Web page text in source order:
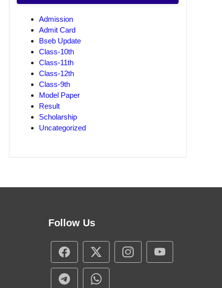
Admission
Admit Card
Bseb Update
Class-10th
Class-11th
Class-12th
Class-9th
Model Paper
Result
Scholarship
Uncategorized
Follow Us